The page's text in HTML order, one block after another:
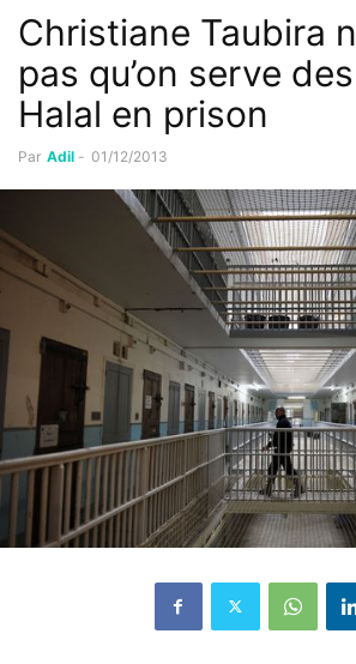
Christiane Taubira
pas qu’on serve
Halal en prison
Par Adil - 01/12/2013